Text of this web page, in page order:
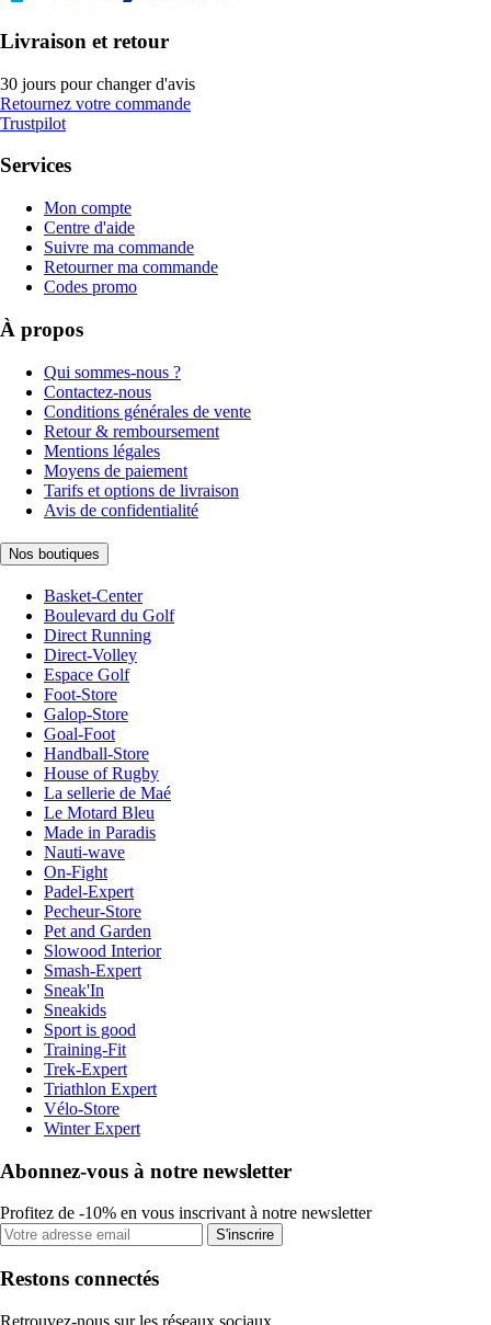
Livraison et retour
30 jours pour changer d'avis
Retournez votre commande
Trustpilot
Services
Mon compte
Centre d'aide
Suivre ma commande
Retourner ma commande
Codes promo
À propos
Qui sommes-nous ?
Contactez-nous
Conditions générales de vente
Retour & remboursement
Mentions légales
Moyens de paiement
Tarifs et options de livraison
Avis de confidentialité
Nos boutiques
Basket-Center
Boulevard du Golf
Direct Running
Direct-Volley
Espace Golf
Foot-Store
Galop-Store
Goal-Foot
Handball-Store
House of Rugby
La sellerie de Maé
Le Motard Bleu
Made in Paradis
Nauti-wave
On-Fight
Padel-Expert
Pecheur-Store
Pet and Garden
Slowood Interior
Smash-Expert
Sneak'In
Sneakids
Sport is good
Training-Fit
Trek-Expert
Triathlon Expert
Vélo-Store
Winter Expert
Abonnez-vous à notre newsletter
Profitez de -10% en vous inscrivant à notre newsletter
S'inscrire
Restons connectés
Retrouvez-nous sur les réseaux sociaux